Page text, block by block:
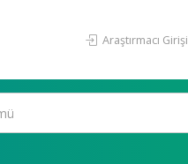
Araştırmacı Girişi